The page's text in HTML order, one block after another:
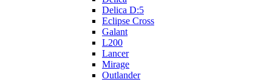
Delica D:5
Eclipse Cross
Galant
L200
Lancer
Mirage
Outlander